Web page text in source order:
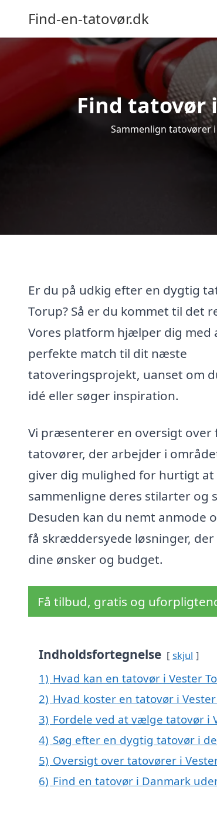
Find-en-tatovør.dk
Find tatovør
Sammenlign tatovører
Er du på udkig efter en dygtig
Torup? Så er du kommet til det
Vores platform hjælper dig med
perfekte match til dit næste
tatoveringsprojekt, uanset om
idé eller søger inspiration.
Vi præsenterer en oversigt over
tatovører, der arbejder i
giver dig mulighed for hurtigt at
sammenligne deres stilarter og
Desuden kan du nemt anmode
få skræddersyede løsninger, der
dine ønsker og budget.
Få tilbud, gratis og
Indholdsfortegnelse skjul
1) Hvad kan en tatovør i Vester
2) Hvad koster en tatovør i
3) Fordele ved at vælge tatovør i
4) Søg efter en dygtig tatovør i
5) Oversigt over tatovører i
6) Find en tatovør i Danmark